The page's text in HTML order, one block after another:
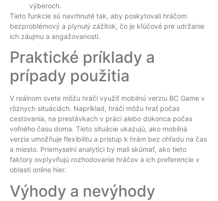
výberoch.
Tieto funkcie sú navrhnuté tak, aby poskytovali hráčom
bezproblémový a plynulý zážitok, čo je kľúčové pre udržanie
ich záujmu a angažovanosti.
Praktické príklady a
prípady použitia
V reálnom svete môžu hráči využiť mobilnú verziu BC Game v
rôznych situáciách. Napríklad, hráči môžu hrať počas
cestovania, na prestávkach v práci alebo dokonca počas
voľného času doma. Tieto situácie ukazujú, ako mobilná
verzia umožňuje flexibilitu a prístup k hrám bez ohľadu na čas
a miesto. Priemyselní analytici by mali skúmať, ako tieto
faktory ovplyvňujú rozhodovanie hráčov a ich preferencie v
oblasti online hier.
Výhody a nevýhody